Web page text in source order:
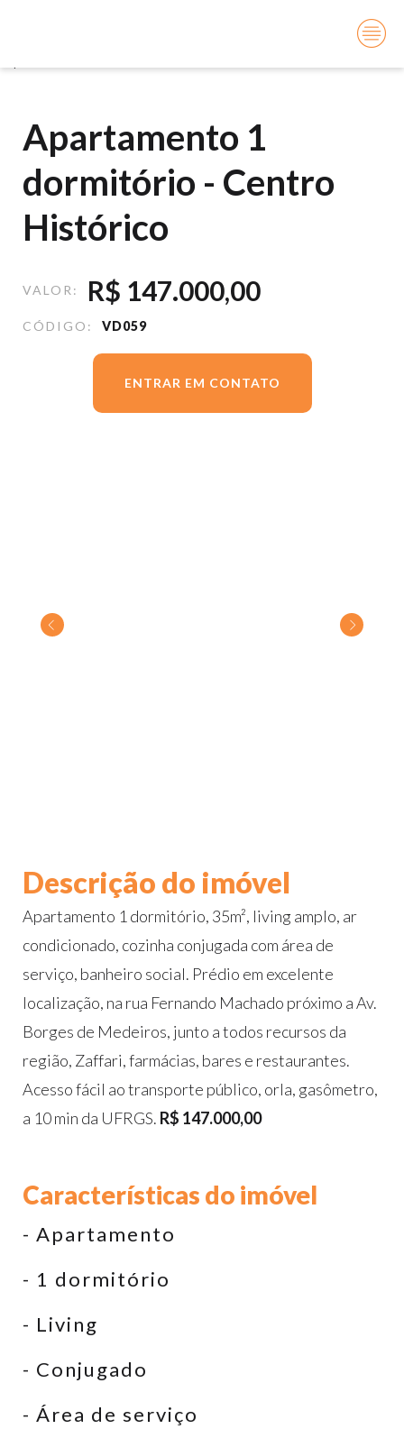
Apartamento 1
dormitório - Centro
Histórico
VALOR: R$ 147.000,00
CÓDIGO: VD059
ENTRAR EM CONTATO
Descrição do imóvel
Apartamento 1 dormitório, 35m², living amplo, ar
condicionado, cozinha conjugada com área de
serviço, banheiro social. Prédio em excelente
localização, na rua Fernando Machado próximo a Av.
Borges de Medeiros, junto a todos recursos da
região, Zaffari, farmácias, bares e restaurantes.
Acesso fácil ao transporte público, orla, gasômetro,
a 10 min da UFRGS. R$ 147.000,00
Características do imóvel
- Apartamento
- 1 dormitório
- Living
- Conjugado
- Área de serviço